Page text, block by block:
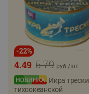
-22%
5.79
4.49 руб./шт
Икра трески
тихоокеанской